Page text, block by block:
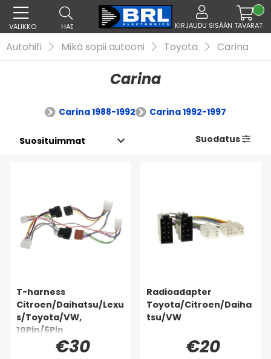
VALIKKO HAE KIRJAUDU SISÄÄN TAVARAT
Autohifi Mikä sopii autooni Toyota Carina
Carina
Carina 1988-1992 Carina 1992-1997
Suodatus
T-harness
Citroen/Daihatsu/Lexu
s/Toyota/VW,
10Pin/6Pin
€30
Radioadapter
Toyota/Citroen/Daiha
tsu/VW
€20